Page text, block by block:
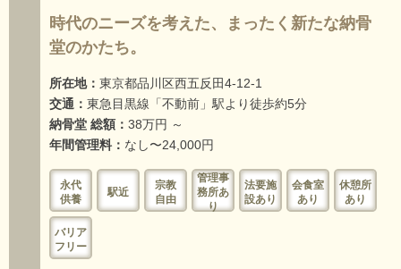
時代のニーズを考えた、まったく新たな納骨
堂のかたち。
所在地： 東京都品川区西五反田4-12-1
交通： 東急目黒線「不動前」駅より徒歩約5分
納骨堂 総額： 38万円 ～
年間管理料： なし〜24,000円
永代
供養
駅近
宗教
自由
管理事
務所あ
り
法要施
設あり
会食室
あり
休憩所
あり
バリア
フリー